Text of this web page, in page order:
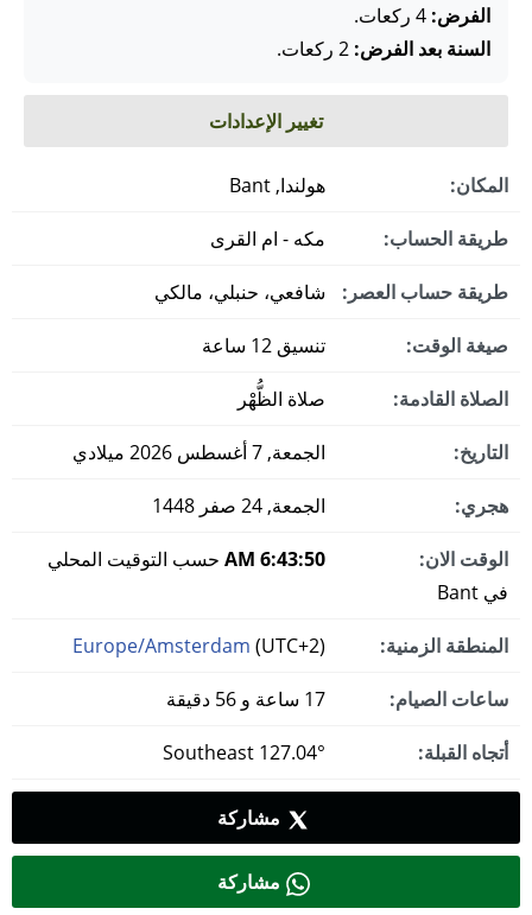
الفرض:
السنة بعد الفرض:
تغيير الإعدادات
المكان: هولندا, Bant
طريقة الحساب: مكه - ام القرى
طريقة حساب العصر: شافعي، حنبلي، مالكي
صيغة الوقت: تنسيق 12 ساعة
الصلاة القادمة: صلاة الظُّهْر
التاريخ: الجمعة, 7 أغسطس 2026 ميلادي
هجري: الجمعة, 24 صفر 1448
الوقت الان: 6:43:51 AM
حسب التوقيت المحلي
في Bant
المنطقة الزمنية: Europe/Amsterdam (UTC+2)
ساعات الصيام:
أتجاه القبلة:
مشاركة
مشاركة